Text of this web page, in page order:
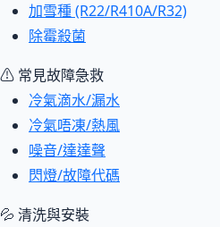
加雪種 (R22/R410A/R32)
除霉殺菌
⚠ 常見故障急救
冷氣滴水/漏水
冷氣唔凍/熱風
噪音/達達聲
閃燈/故障代碼
💦 清洗與安裝